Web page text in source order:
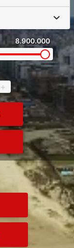
8.900.000
+